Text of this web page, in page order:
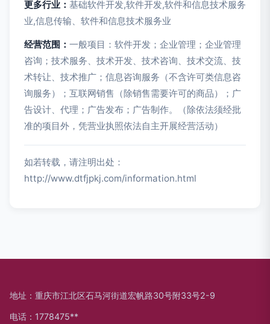
更多行业： 基础软件开发,软件开发,软件和信息技术服务
业,信息传输、软件和信息技术服务业
经营范围： 一般项目：软件开发；企业管理；企业管理
咨询；技术服务、技术开发、技术咨询、技术交流、技
术转让、技术推广；信息咨询服务（不含许可类信息咨
询服务）；互联网销售（除销售需要许可的商品）；广
告设计、代理；广告发布；广告制作。（除依法须经批
准的项目外，凭营业执照依法自主开展经营活动）
如若转载，请注明出处：
http://www.dtfjpkj.com/information.html
地址：重庆市江北区石马河街道宏帆路30号附33号2-9
电话：1778475**